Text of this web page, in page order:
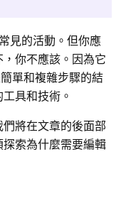
見的活動。但你應
你不應該。因為它
單和複雜步驟的結
具和技術。
將在文章的後面部
索為什麼需要編輯